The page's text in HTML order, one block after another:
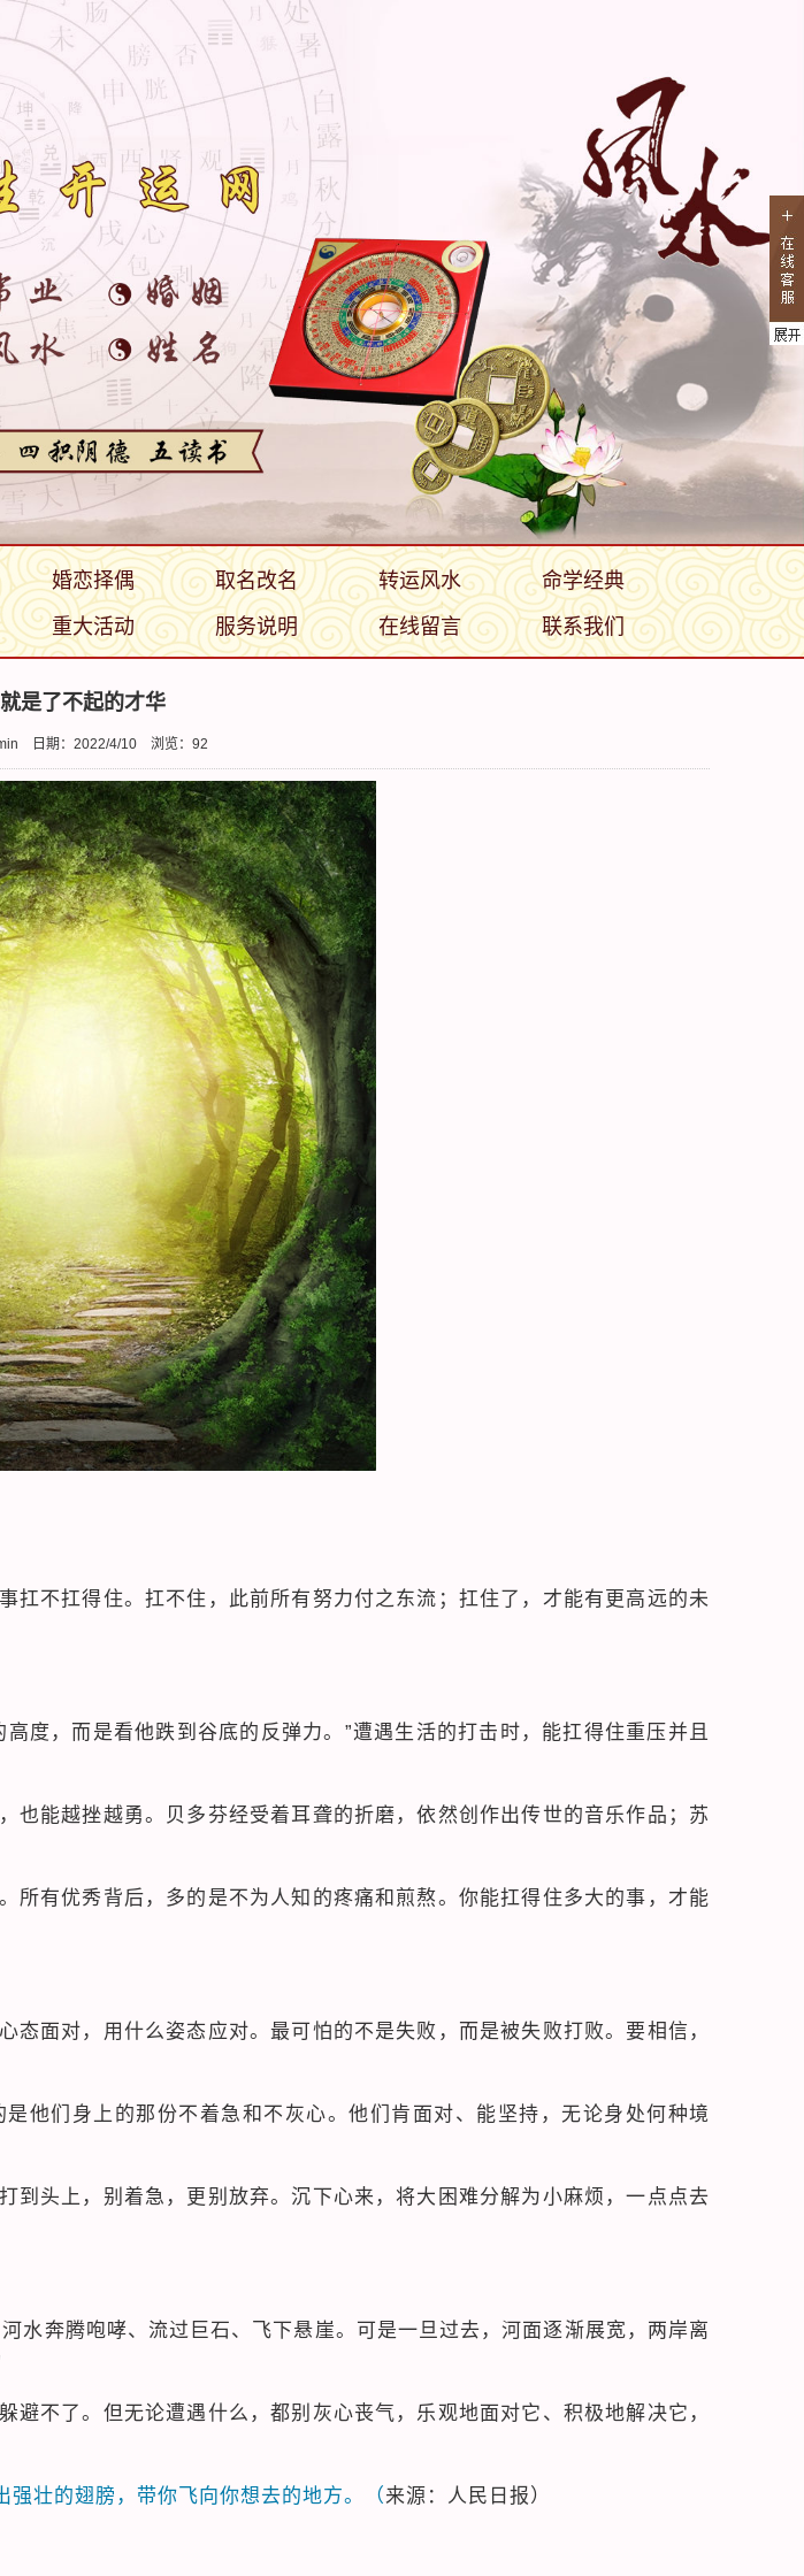
婚恋择偶 取名改名 转运风水
命学经典
重大活动 服务说明 在线留言 联系我们
是了不起的才华
日期：2022/4/10 浏览： 92
不扛得住。扛不住，此前所有努力付之东流；扛住了，才能有更高远的未
度，而是看他跌到谷底的反弹力。”遭遇生活的打击时，能扛得住重压并且
能越挫越勇。贝多芬经受着耳聋的折磨，依然创作出传世的音乐作品；苏
有优秀背后，多的是不为人知的疼痛和煎熬。你能扛得住多大的事，才能
面对，用什么姿态应对。最可怕的不是失败，而是被失败打败。要相信，
他们身上的那份不着急和不灰心。他们肯面对、能坚持，无论身处何种境
到头上，别着急，更别放弃。沉下心来，将大困难分解为小麻烦，一点点去
水奔腾咆哮、流过巨石、飞下悬崖。可是一旦过去，河面逐渐展宽，两岸离
不了。但无论遭遇什么，都别灰心丧气，乐观地面对它、积极地解决它，
壮的翅膀，带你飞向你想去的地方。（ 来源：人民日报）